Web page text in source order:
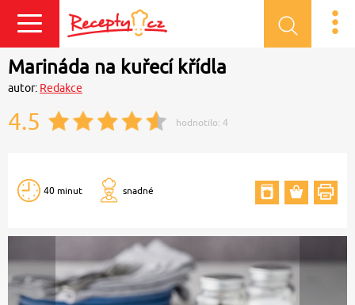
Přihlásit se
Marináda na kuřecí křídla
autor: Redakce
4.5 hodnotilo: 4
40 minut snadné